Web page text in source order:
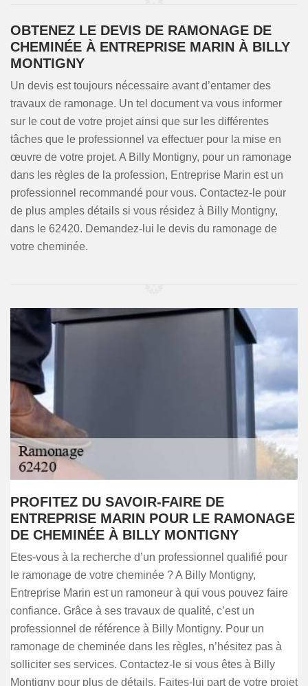
OBTENEZ LE DEVIS DE RAMONAGE DE
CHEMINÉE À ENTREPRISE MARIN À BILLY
MONTIGNY
Un devis est toujours nécessaire avant d’entamer des
travaux de ramonage. Un tel document va vous informer
sur le cout de votre projet ainsi que sur les différentes
tâches que le professionnel va effectuer pour la mise en
œuvre de votre projet. A Billy Montigny, pour un ramonage
dans les règles de la profession, Entreprise Marin est un
professionnel recommandé pour vous. Contactez-le pour
de plus amples détails si vous résidez à Billy Montigny,
dans le 62420. Demandez-lui le devis du ramonage de
votre cheminée.
PROFITEZ DU SAVOIR-FAIRE DE
ENTREPRISE MARIN POUR LE RAMONAGE
DE CHEMINÉE À BILLY MONTIGNY
Etes-vous à la recherche d’un professionnel qualifié pour
le ramonage de votre cheminée ? A Billy Montigny,
Entreprise Marin est un ramoneur à qui vous pouvez faire
confiance. Grâce à ses travaux de qualité, c’est un
professionnel de référence à Billy Montigny. Pour un
ramonage de cheminée dans les règles, n’hésitez pas à
solliciter ses services. Contactez-le si vous êtes à Billy
Montigny pour plus de détails. Faites-lui part de votre projet